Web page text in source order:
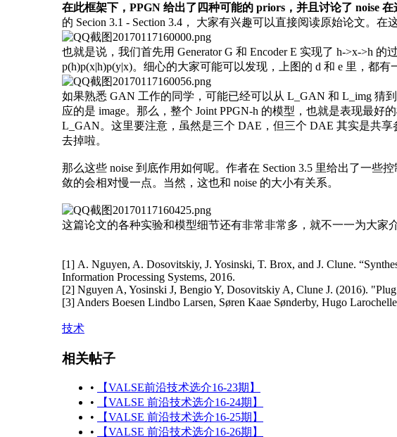
在此框架下，PPGN 给出了四种可能的 priors，并且讨论了 noise
的 Secion 3.1 - Section 3.4， 大家有兴趣可以直接阅读原始论文。在
也就是说，我们首先用 Generator G 和 Encoder E 实现了 h->x->h
p(h)p(x|h)p(y|x)。细心的大家可能可以发现，上图的 d 和 e 里，都
如果熟悉 GAN 工作的同学，可能已经可以从 L_GAN 和 L_img 猜
应的是 image。那么，整个 Joint PPGN-h 的模型，也就是表现最好
L_GAN。这里要注意，虽然是三个 DAE，但三个 DAE 其实是共享
去掉啦。
那么这些 noise 到底作用如何呢。作者在 Section 3.5 里给出了一些
敛的会相对慢一点。当然，这也和 noise 的大小有关系。
这篇论文的各种实验和模型细节还有非常非常多，就不一一为大家
[1] A. Nguyen, A. Dosovitskiy, J. Yosinski, T. Brox, and J. Clune.
Information Processing Systems, 2016.
[2] Nguyen A, Yosinski J, Bengio Y, Dosovitskiy A, Clune J. (2016).
[3] Anders Boesen Lindbo Larsen, Søren Kaae Sønderby, Hugo
技术
相关帖子
•
【VALSE前沿技术选介16-23期】
•
【VALSE 前沿技术选介16-24期】
•
【VALSE 前沿技术选介16-25期】
•
【VALSE 前沿技术选介16-26期】